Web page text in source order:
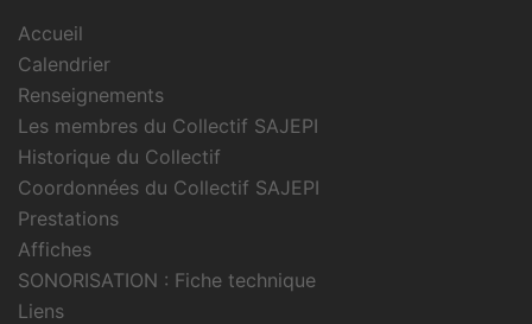
Accueil
Calendrier
Renseignements
Les membres du Collectif SAJEPI
Historique du Collectif
Coordonnées du Collectif SAJEPI
Prestations
Affiches
SONORISATION : Fiche technique
Liens